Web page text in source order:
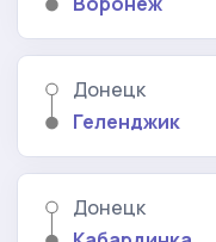
Донецк
Геленджик
Донецк